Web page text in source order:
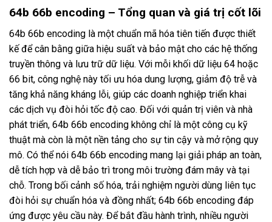
64b 66b encoding – Tổng quan và giá trị cốt lõi
64b 66b encoding là một chuẩn mã hóa tiên tiến được thiết
kế để cân bằng giữa hiệu suất và bảo mật cho các hệ thống
truyền thông và lưu trữ dữ liệu. Với mỗi khối dữ liệu 64 hoặc
66 bit, công nghệ này tối ưu hóa dung lượng, giảm độ trễ và
tăng khả năng kháng lỗi, giúp các doanh nghiệp triển khai
các dịch vụ đòi hỏi tốc độ cao. Đối với quản trị viên và nhà
phát triển, 64b 66b encoding không chỉ là một công cụ kỹ
thuật mà còn là một nền tảng cho sự tin cậy và mở rộng quy
mô. Có thể nói 64b 66b encoding mang lại giải pháp an toàn,
dễ tích hợp và dễ bảo trì trong môi trường đám mây và tại
chỗ. Trong bối cảnh số hóa, trải nghiệm người dùng liên tục
đòi hỏi sự chuẩn hóa và đồng nhất; 64b 66b encoding đáp
ứng được yêu cầu này. Để bắt đầu hành trình, nhiều người